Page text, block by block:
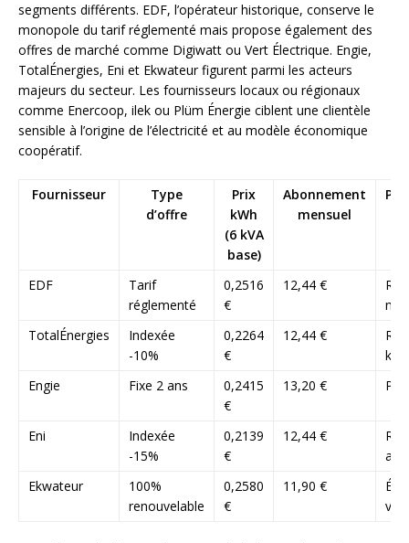
segments différents. EDF, l’opérateur historique, conserve le
monopole du tarif réglementé mais propose également des
offres de marché comme Digiwatt ou Vert Électrique. Engie,
TotalÉnergies, Eni et Ekwateur figurent parmi les acteurs
majeurs du secteur. Les fournisseurs locaux ou régionaux
comme Enercoop, ilek ou Plüm Énergie ciblent une clientèle
sensible à l’origine de l’électricité et au modèle économique
coopératif.
Fournisseur
Type
d’offre
Prix
kWh
(6 kVA
base)
Abonnement
mensuel
EDF
Tarif
réglementé
0,2516
€
12,44 €
TotalÉnergies
Indexée
-10%
0,2264
€
12,44 €
Engie
Fixe 2 ans
0,2415
€
13,20 €
Eni
Indexée
-15%
0,2139
€
12,44 €
Ekwateur
100%
renouvelable
0,2580
€
11,90 €